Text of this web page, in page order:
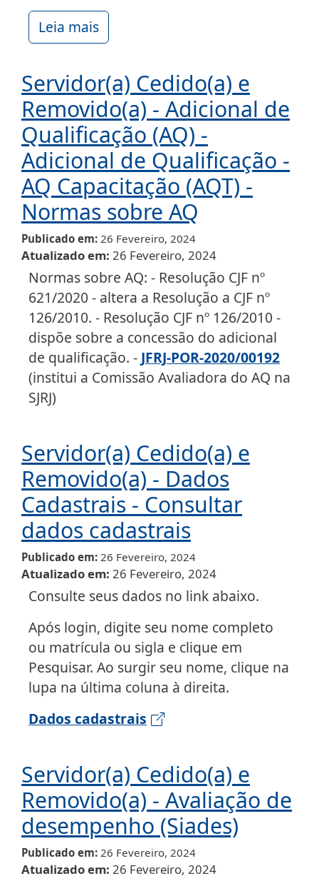
Leia mais
Servidor(a) Cedido(a) e
Removido(a) - Adicional de
Qualificação (AQ) -
Adicional de Qualificação -
AQ Capacitação (AQT) -
Normas sobre AQ
Publicado em 26 Fevereiro, 2024
Atualizado em 26 Fevereiro, 2024
Normas sobre AQ: - Resolução CJF nº
621/2020 - altera a Resolução a CJF nº
126/2010. - Resolução CJF nº 126/2010 -
dispõe sobre a concessão do adicional
de qualificação. - JFRJ-POR-2020/00192
(institui a Comissão Avaliadora do AQ na
SJRJ)
Servidor(a) Cedido(a) e
Removido(a) - Dados
Cadastrais - Consultar
dados cadastrais
Publicado em 26 Fevereiro, 2024
Atualizado em 26 Fevereiro, 2024
Consulte seus dados no link abaixo.
Após login, digite seu nome completo
ou matrícula ou sigla e clique em
Pesquisar. Ao surgir seu nome, clique na
lupa na última coluna à direita.
Dados cadastrais
Servidor(a) Cedido(a) e
Removido(a) - Avaliação de
desempenho (Siades)
Publicado em 26 Fevereiro, 2024
Atualizado em 26 Fevereiro, 2024